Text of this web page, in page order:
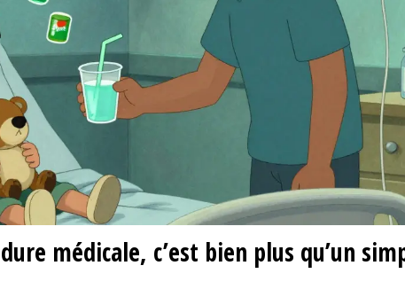
médicale, c’est bien plus qu’un